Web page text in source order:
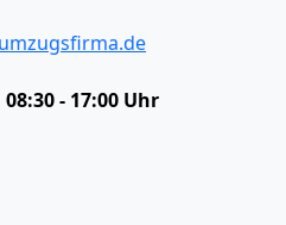
08:30 - 17:00 Uhr